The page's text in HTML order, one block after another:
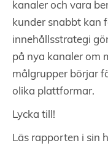
kanaler och vara
kunder snabbt kan
innehållsstrategi
på nya kanaler om
målgrupper börjar
olika plattformar.
Lycka till!
Läs rapporten i sin